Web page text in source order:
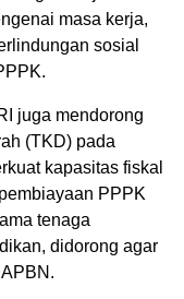
masa kerja,
sosial
juga mendorong
(TKD) pada
kapasitas fiskal
PPPK
tenaga
didorong agar